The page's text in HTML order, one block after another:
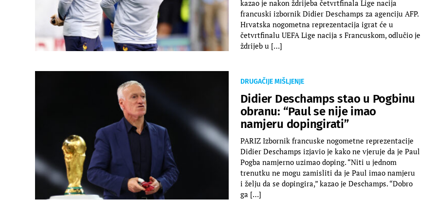
kazao je nakon ždrijeba četvrtfinala Lige nacija
francuski izbornik Didier Deschamps za agenciju AFP.
Hrvatska nogometna reprezentacija igrat će u
četvrtfinalu UEFA Lige nacija s Francuskom, odlučio je
ždrijeb u […]
DRUGAČIJE MIŠLJENJE
Didier Deschamps stao u Pogbinu
obranu: “Paul se nije imao
namjeru dopingirati”
PARIZ Izbornik francuske nogometne reprezentacije
Didier Deschamps izjavio je kako ne vjeruje da je Paul
Pogba namjerno uzimao doping. “Niti u jednom
trenutku ne mogu zamisliti da je Paul imao namjeru
i želju da se dopingira,” kazao je Deschamps. “Dobro
ga […]